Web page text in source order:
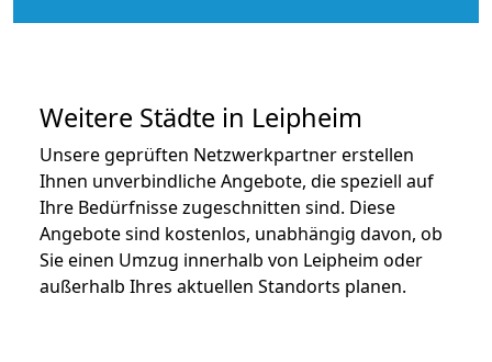
Weitere Städte in Leipheim
Unsere geprüften Netzwerkpartner erstellen
Ihnen unverbindliche Angebote, die speziell auf
Ihre Bedürfnisse zugeschnitten sind. Diese
Angebote sind kostenlos, unabhängig davon, ob
Sie einen Umzug innerhalb von Leipheim oder
außerhalb Ihres aktuellen Standorts planen.